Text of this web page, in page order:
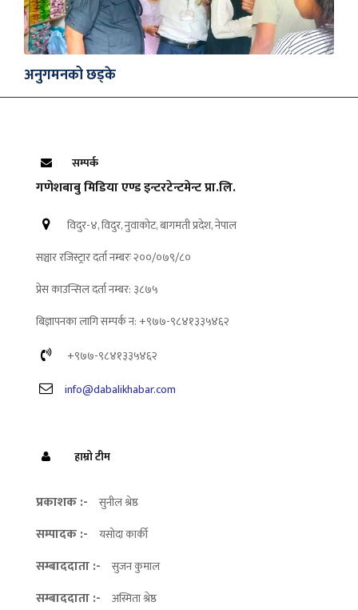
अनुगमनको छड्के
सम्पर्क
गणेशबाबु मिडिया एण्ड इन्टरटेन्टमेन्ट प्रा.लि.
विदुर-४, विदुर, नुवाकोट, बागमती प्रदेश, नेपाल
सञ्चार रजिस्ट्रार दर्ता नम्बरः २००/०७९/८०
प्रेस काउन्सिल दर्ता नम्बर: ३८७५
बिज्ञापनका लागि सम्पर्क न: +९७७-९८४१३३५४६२
+९७७-९८४१३३५४६२
info@dabalikhabar.com
हाम्रो टीम
प्रकाशक :- सुनील श्रेष्ठ
सम्पादक :- यसोदा कार्की
सम्बाददाता :- सुजन कुमाल
सम्बाददाता :- अस्मिता श्रेष्ठ